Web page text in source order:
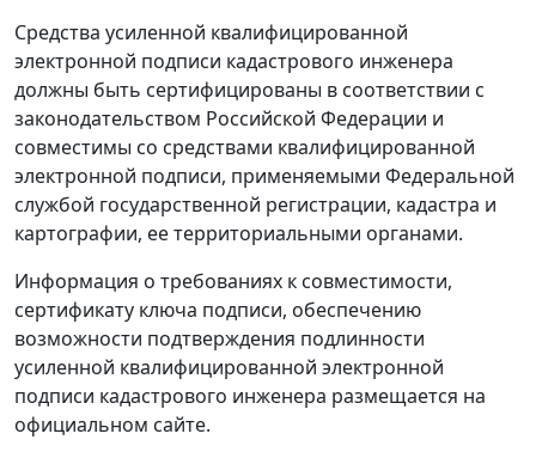
Средства усиленной квалифицированной
электронной подписи кадастрового инженера
должны быть сертифицированы в соответствии с
законодательством Российской Федерации и
совместимы со средствами квалифицированной
электронной подписи, применяемыми Федеральной
службой государственной регистрации, кадастра и
картографии, ее территориальными органами.
Информация о требованиях к совместимости,
сертификату ключа подписи, обеспечению
возможности подтверждения подлинности
усиленной квалифицированной электронной
подписи кадастрового инженера размещается на
официальном сайте.